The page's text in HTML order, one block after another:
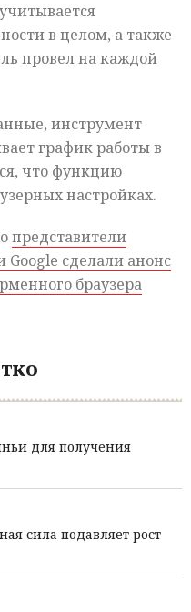
в целом, а также
провел на каждой
инструмент
график работы в
что функцию
настройках.
представители
сделали анонс
браузера
для получения
сила подавляет рост